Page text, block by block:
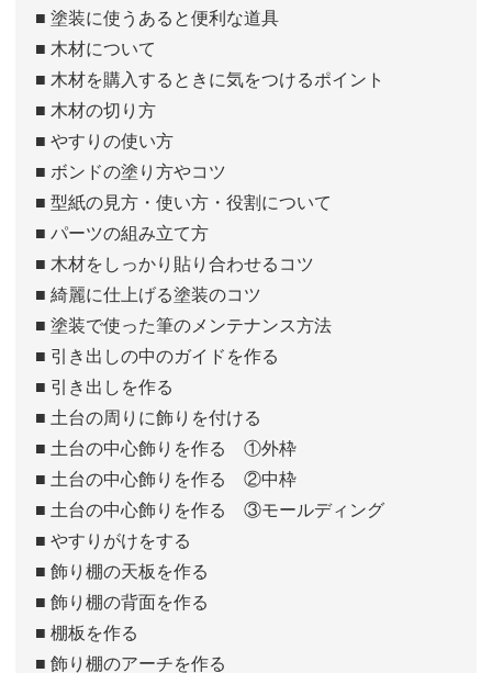
■ 塗装に使うあると便利な道具
■ 木材について
■ 木材を購入するときに気をつけるポイント
■ 木材の切り方
■ やすりの使い方
■ ボンドの塗り方やコツ
■ 型紙の見方・使い方・役割について
■ パーツの組み立て方
■ 木材をしっかり貼り合わせるコツ
■ 綺麗に仕上げる塗装のコツ
■ 塗装で使った筆のメンテナンス方法
■ 引き出しの中のガイドを作る
■ 引き出しを作る
■ 土台の周りに飾りを付ける
■ 土台の中心飾りを作る ①外枠
■ 土台の中心飾りを作る ②中枠
■ 土台の中心飾りを作る ③モールディング
■ やすりがけをする
■ 飾り棚の天板を作る
■ 飾り棚の背面を作る
■ 棚板を作る
■ 飾り棚のアーチを作る